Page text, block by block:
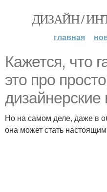
ДИЗАЙН /
главная
Кажется, что
это про
дизайнерские
Но на самом деле, даже в
она может стать